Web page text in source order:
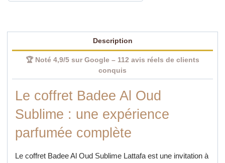
Écrin
Description
🏆 Noté 4,9/5 sur Google – 112 avis réels de clients
conquis
Le coffret Badee Al Oud
Sublime : une expérience
parfumée complète
Le coffret Badee Al Oud Sublime Lattafa est une invitation à